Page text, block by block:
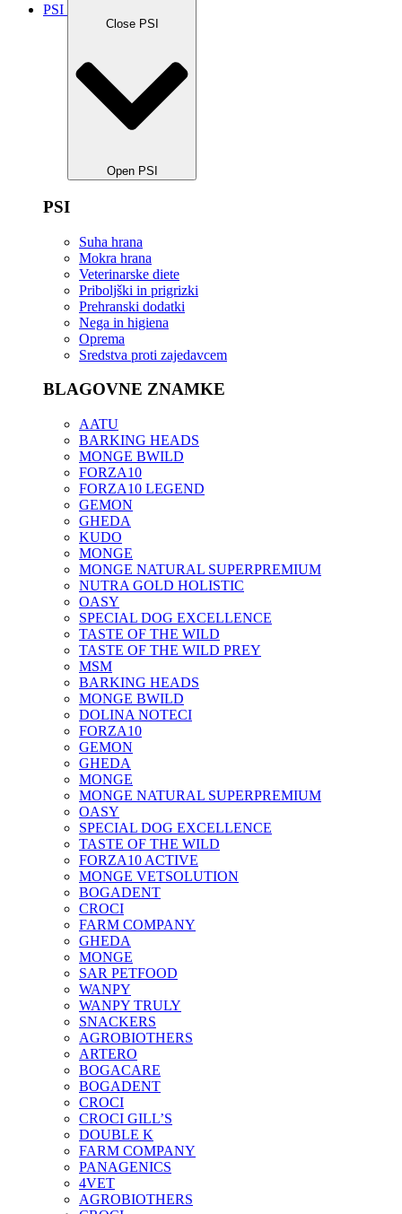
PSI
Close PSI
Open PSI
PSI
Suha hrana
Mokra hrana
Veterinarske diete
Priboljški in prigrizki
Prehranski dodatki
Nega in higiena
Oprema
Sredstva proti zajedavcem
BLAGOVNE ZNAMKE
AATU
BARKING HEADS
MONGE BWILD
FORZA10
FORZA10 LEGEND
GEMON
GHEDA
KUDO
MONGE
MONGE NATURAL SUPERPREMIUM
NUTRA GOLD HOLISTIC
OASY
SPECIAL DOG EXCELLENCE
TASTE OF THE WILD
TASTE OF THE WILD PREY
MSM
BARKING HEADS
MONGE BWILD
DOLINA NOTECI
FORZA10
GEMON
GHEDA
MONGE
MONGE NATURAL SUPERPREMIUM
OASY
SPECIAL DOG EXCELLENCE
TASTE OF THE WILD
FORZA10 ACTIVE
MONGE VETSOLUTION
BOGADENT
CROCI
FARM COMPANY
GHEDA
MONGE
SAR PETFOOD
WANPY
WANPY TRULY
SNACKERS
AGROBIOTHERS
ARTERO
BOGACARE
BOGADENT
CROCI
CROCI GILL’S
DOUBLE K
FARM COMPANY
PANAGENICS
4VET
AGROBIOTHERS